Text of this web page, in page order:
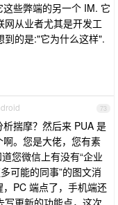
些弊端的另一个 IM. 它
网从业者尤其是开发工
的是:"它为什么这样".
73
揣摩？然后来 PUA 是
。您是大佬，您有素
您微信上有没有“企业
可能的同事”的图文消
PC 端点了，手机端还
更新的功能点，这次